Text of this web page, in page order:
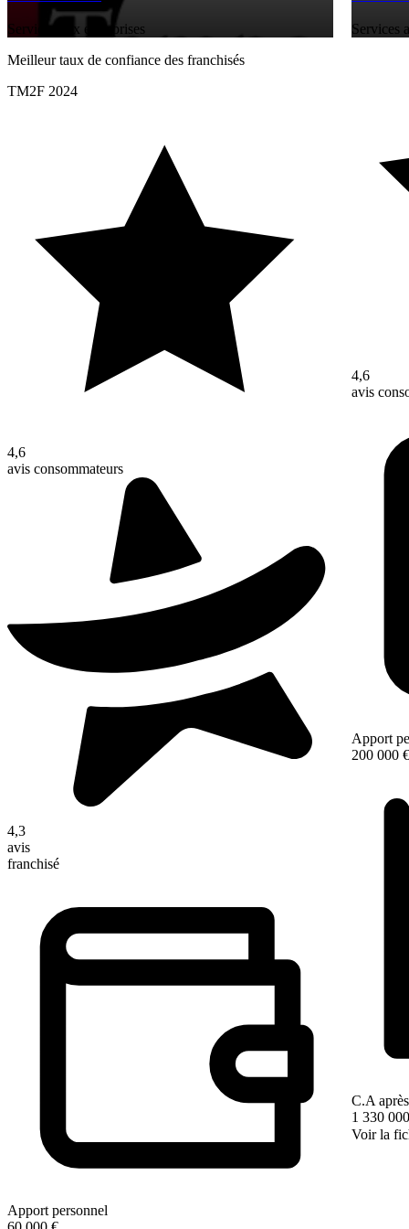
Services aux entreprises
Meilleur taux de confiance des franchisés
TM2F 2024
4,6
avis consommateurs
4,3
avis
franchisé
Apport personnel
Services
4,6
avis
Apport
200 000 €
C.A
1 330
Voir la